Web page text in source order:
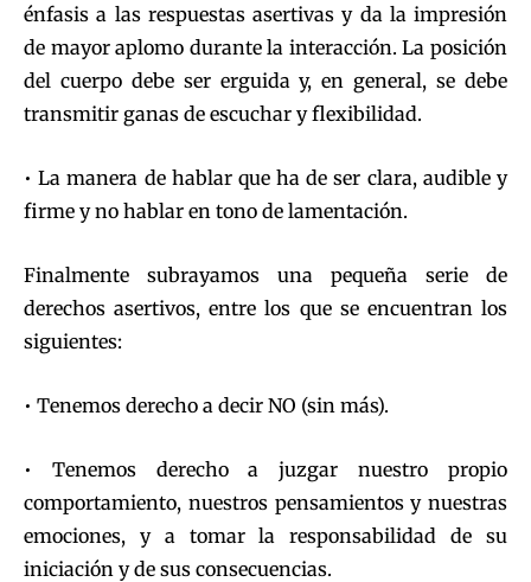
énfasis a las respuestas asertivas y da la impresión
de mayor aplomo durante la interacción. La posición
del cuerpo debe ser erguida y, en general, se debe
transmitir ganas de escuchar y flexibilidad.
• La manera de hablar que ha de ser clara, audible y
firme y no hablar en tono de lamentación.
Finalmente subrayamos una pequeña serie de
derechos asertivos, entre los que se encuentran los
siguientes:
• Tenemos derecho a decir NO (sin más).
• Tenemos derecho a juzgar nuestro propio
comportamiento, nuestros pensamientos y nuestras
emociones, y a tomar la responsabilidad de su
iniciación y de sus consecuencias.